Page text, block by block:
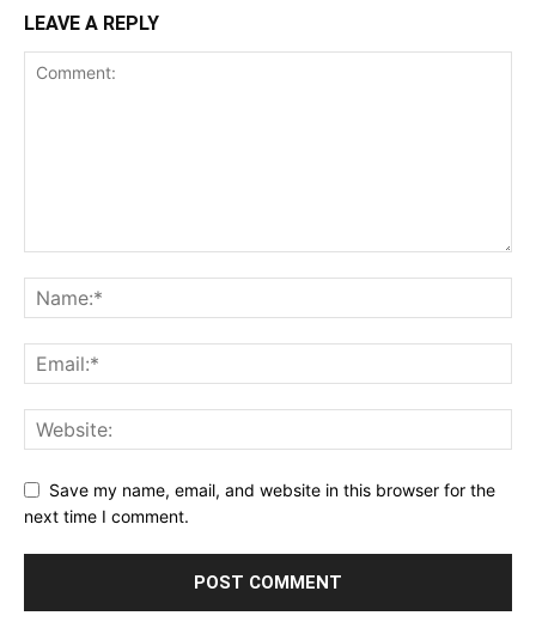
LEAVE A REPLY
Save my name, email, and website in this browser for the
next time I comment.